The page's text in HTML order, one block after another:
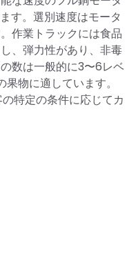
す。選別速度はモータ
作業トラックには食品
、弾力性があり、非毒
数は一般的に3〜6レベ
物に適しています。
特定の条件に応じてカ